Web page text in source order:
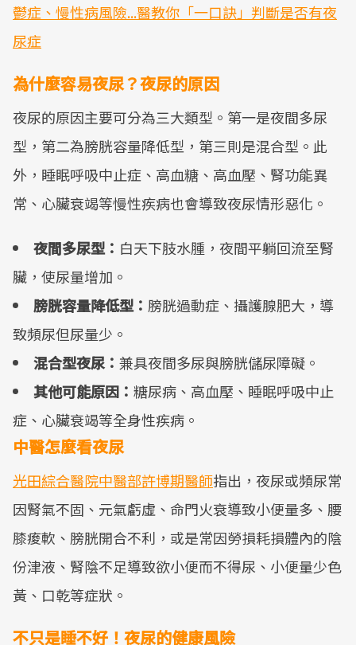
鬱症、慢性病風險...醫教你「一口訣」判斷是否有夜
尿症
為什麼容易夜尿？夜尿的原因
夜尿的原因主要可分為三大類型。第一是夜間多尿
型，第二為膀胱容量降低型，第三則是混合型。此
外，睡眠呼吸中止症、高血糖、高血壓、腎功能異
常、心臟衰竭等慢性疾病也會導致夜尿情形惡化。
夜間多尿型： 白天下肢水腫，夜間平躺回流至腎
臟，使尿量增加。
膀胱容量降低型： 膀胱過動症、攝護腺肥大，導
致頻尿但尿量少。
混合型夜尿： 兼具夜間多尿與膀胱儲尿障礙。
其他可能原因： 糖尿病、高血壓、睡眠呼吸中止
症、心臟衰竭等全身性疾病。
中醫怎麼看夜尿
光田綜合醫院中醫部許博期醫師指出，夜尿或頻尿常
因腎氣不固、元氣虧虛、命門火衰導致小便量多、腰
膝痠軟、膀胱開合不利，或是常因勞損耗損體內的陰
份津液、腎陰不足導致欲小便而不得尿、小便量少色
黃、口乾等症狀。
不只是睡不好！夜尿的健康風險